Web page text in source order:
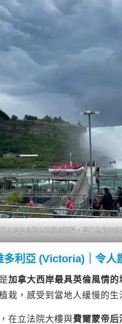
尼加拉瓜瀑布的震撼衝擊。圖片為顧問現
多利亞 (Victoria)｜令人
加拿大西岸最具英倫風情的
栽，感受到當地人緩慢的
在立法院大樓與費爾蒙帝